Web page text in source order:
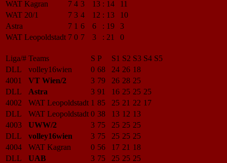
WAT Kagran
7 4 3 13 : 14
11
WAT 20/1
7 3 4 12 : 13
10
Astra
7 1 6 6 : 19
3
WAT Leopoldstadt 7 0 7 3 : 21 0
Liga/# Teams S P S1 S2 S3 S4 S5
DLL
volley16wien 0 68 24 26 18
4001
VT Wien/2 3 79 26 28 25
DLL
Astra 3 91 16 25 25 25
4002
WAT Leopoldstadt 1 85 25 21 22 17
DLL
WAT Leopoldstadt 0 38 13 12 13
4003
UWW/2 3 75 25 25 25
DLL
volley16wien 3 75 25 25 25
4004
WAT Kagran 0 56 17 21 18
DLL
UAB 3 75 25 25 25